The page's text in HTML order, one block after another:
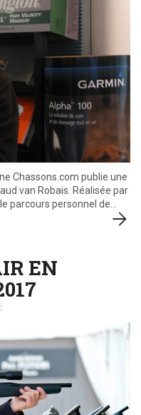
Chassons.com publie une
van Robais. Réalisée par
parcours personnel de…
EN